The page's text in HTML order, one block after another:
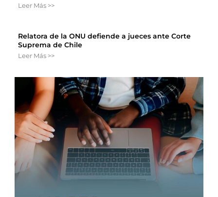
Leer Más >>
Relatora de la ONU defiende a jueces ante Corte
Suprema de Chile
Leer Más >>